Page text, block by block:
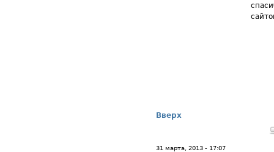
Вверх
31 марта, 2013 - 17:07